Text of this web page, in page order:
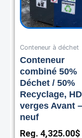
Conteneur à déchet
Conteneur
combiné 50%
Déchet / 50%
Recyclage,
verges Avant –
neuf
Reg. 4,325.00$